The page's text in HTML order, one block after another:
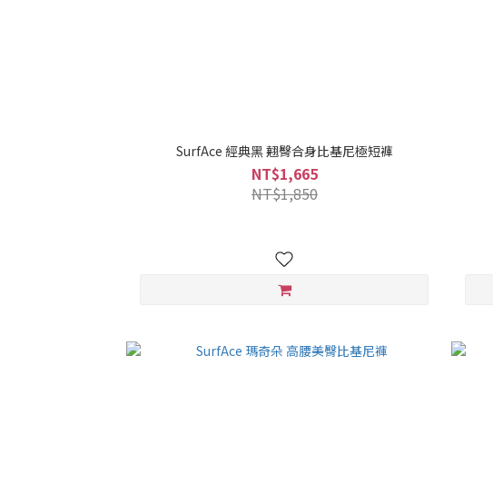
SurfAce 經典黑 翹臀合身比基尼極短褲
NT$1,665
NT$1,850